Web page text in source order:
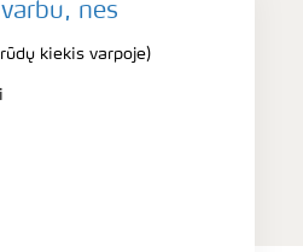
nes
kiekis varpoje)